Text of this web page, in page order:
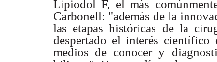
Lipiodol F, el más
Carbonell: "además de la
las etapas históricas de la
despertado el interés científico
medios de conocer y